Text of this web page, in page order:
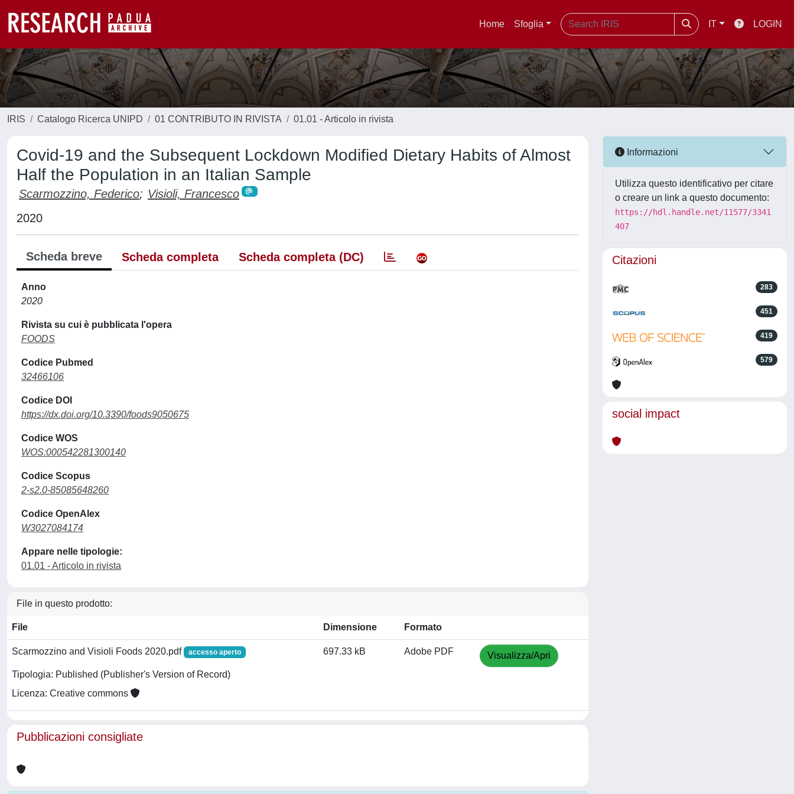
Home Sfoglia IT LOGIN
IRIS Catalogo Ricerca UNIPD 01 CONTRIBUTO IN RIVISTA 01.01 - Articolo in rivista
Covid-19 and the Subsequent Lockdown Modified Dietary Habits of Almost
Half the Population in an Italian Sample
Scarmozzino, Federico; Visioli, Francesco
2020
Scheda breve Scheda completa Scheda completa (DC)
Anno
2020
Rivista su cui è pubblicata l'opera
FOODS
Codice Pubmed
32466106
Codice DOI
https://dx.doi.org/10.3390/foods9050675
Codice WOS
WOS:000542281300140
Codice Scopus
2-s2.0-85085648260
Codice OpenAlex
W3027084174
Appare nelle tipologie:
01.01 - Articolo in rivista
File in questo prodotto:
File Dimensione Formato
Scarmozzino and Visioli Foods 2020.pdf accesso aperto
Tipologia: Published (Publisher's Version of Record)
Licenza: Creative commons
697.33 kB Adobe PDF Visualizza/Apri
Pubblicazioni consigliate
Informazioni
Utilizza questo identificativo per citare
o creare un link a questo documento:
https://hdl.handle.net/11577/3341
407
Citazioni
283
451
419
579
social impact